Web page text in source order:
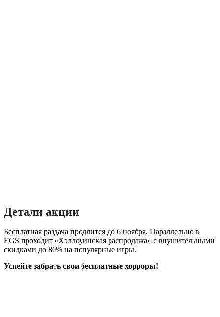
Детали акции
Бесплатная раздача продлится до 6 ноября. Параллельно в
EGS проходит «Хэллоуинская распродажа» с внушительными
скидками до 80% на популярные игры.
Успейте забрать свои бесплатные хорроры!